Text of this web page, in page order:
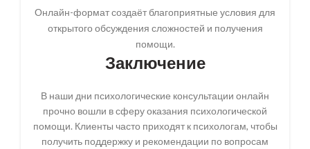
Онлайн-формат создаёт благоприятные условия для
открытого обсуждения сложностей и получения
помощи.
Заключение
В наши дни психологические консультации онлайн
прочно вошли в сферу оказания психологической
помощи. Клиенты часто приходят к психологам, чтобы
получить поддержку и рекомендации по вопросам